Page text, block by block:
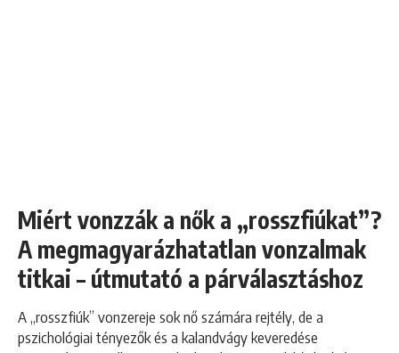
Miért vonzzák a nők a „rosszfiúkat”?
A megmagyarázhatatlan vonzalmak
titkai – útmutató a párválasztáshoz
A „rosszfiúk” vonzereje sok nő számára rejtély, de a
pszichológiai tényezők és a kalandvágy keveredése